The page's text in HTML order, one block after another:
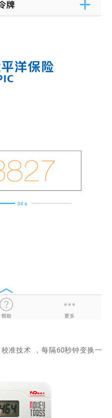
准技术 ，每隔60秒钟变换一